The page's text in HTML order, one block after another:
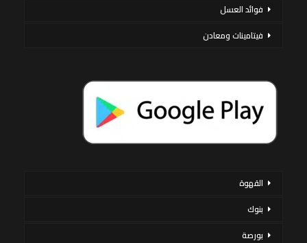
فوائد العسل
فيتامينات ومعادن
القهوة
بنوك
بورصة